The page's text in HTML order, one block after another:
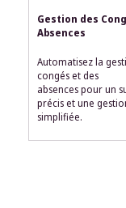
Gestion des
Absences
Automatisez la
congés et des
absences pour un
précis et une
simplifiée.